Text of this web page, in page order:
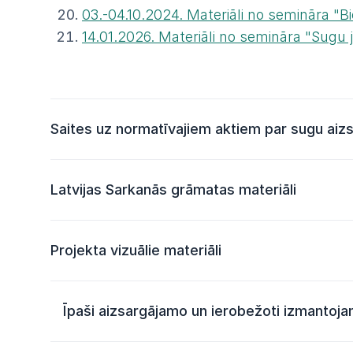
03.-04.10.2024. Materiāli no semināra
14.01.2026. Materiāli no semināra
Saites uz normatīvajiem aktiem par sugu
Īpaši aizsargājamo un ierobežoti
Latvijas Sarkanās grāmatas materiāli
paparžaugi un sēklaugi, 167
Projekta vizuālie materiāli
Īpaši aizsargājamo un ierobežoti